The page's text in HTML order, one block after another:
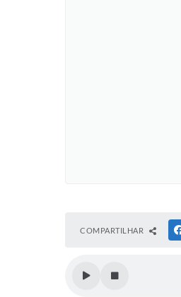
COMPARTILHAR